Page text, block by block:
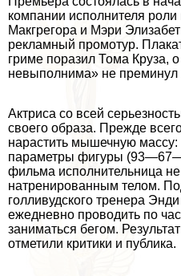
компании исполнителя
Макгрегора и Мэри
рекламный промотур.
гриме поразил Тома Круза,
невыполнима» не преминул
Актриса со всей
своего образа. Прежде
нарастить мышечную
параметры фигуры
фильма исполнительница не
натренированным телом.
голливудского тренера
ежедневно проводить по
заниматься бегом.
отметили критики и публика.